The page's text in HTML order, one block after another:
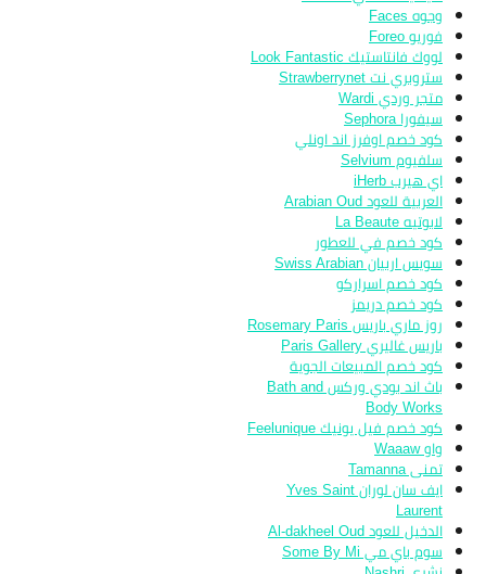
وجوه Faces
فوريو Foreo
لووك فانتاستيك Look Fantastic
ستروبري نت Strawberrynet
متجر وردي Wardi
سيفورا Sephora
كود خصم اوفرز اند اونلي
سلفيوم Selvium
اي هيرب iHerb
العربية للعود Arabian Oud
لابوتيه La Beaute
كود خصم في للعطور
سويس اربيان Swiss Arabian
كود خصم اسراركو
كود خصم دريمز
روز ماري باريس Rosemary Paris
باريس غاليري Paris Gallery
كود خصم المبيعات الجوية
باث اند بودي وركس Bath and
Body Works
كود خصم فيل يونيك Feelunique
واو Waaaw
تمنى Tamanna
ايف سان لوران Yves Saint
Laurent
الدخيل للعود Al-dakheel Oud
سوم باي مي Some By Mi